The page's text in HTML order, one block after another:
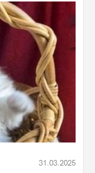
31.03.2025